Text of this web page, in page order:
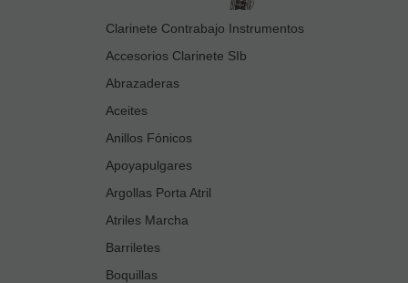
Clarinete Contrabajo Instrumentos
Accesorios Clarinete SIb
Abrazaderas
Aceites
Anillos Fónicos
Apoyapulgares
Argollas Porta Atril
Atriles Marcha
Barriletes
Boquillas